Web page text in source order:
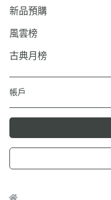
新品預購
風雲榜
古典月榜
帳戶